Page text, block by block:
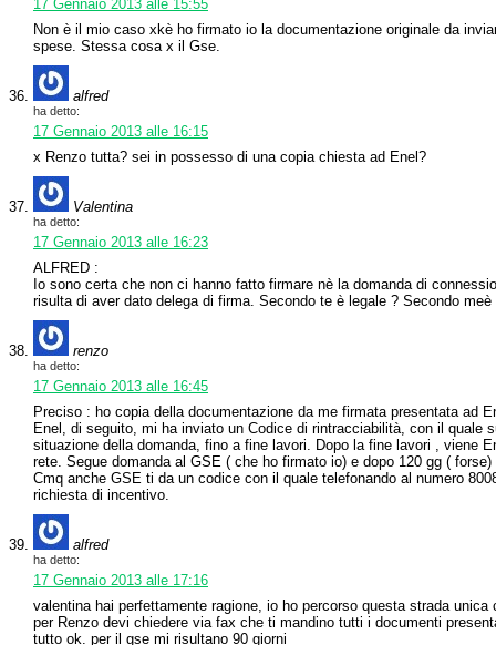
17 Gennaio 2013 alle 15:55
Non è il mio caso xkè ho firmato io la documentazione originale da
spese. Stessa cosa x il Gse.
alfred
ha detto:
17 Gennaio 2013 alle 16:15
x Renzo tutta? sei in possesso di una copia chiesta ad Enel?
Valentina
ha detto:
17 Gennaio 2013 alle 16:23
ALFRED :
Io sono certa che non ci hanno fatto firmare nè la domanda di
risulta di aver dato delega di firma. Secondo te è legale ? Secondo meè
renzo
ha detto:
17 Gennaio 2013 alle 16:45
Preciso : ho copia della documentazione da me firmata presentata ad
Enel, di seguito, mi ha inviato un Codice di rintracciabilità, con il quale
situazione della domanda, fino a fine lavori. Dopo la fine lavori , viene
rete. Segue domanda al GSE ( che ho firmato io) e dopo 120 gg (
Cmq anche GSE ti da un codice con il quale telefonando al numero
richiesta di incentivo.
alfred
ha detto:
17 Gennaio 2013 alle 17:16
valentina hai perfettamente ragione, io ho percorso questa strada
per Renzo devi chiedere via fax che ti mandino tutti i documenti
tutto ok. per il gse mi risultano 90 giorni